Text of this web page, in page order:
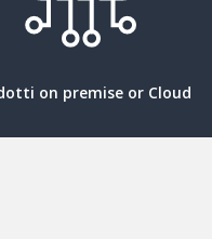
on premise or Cloud